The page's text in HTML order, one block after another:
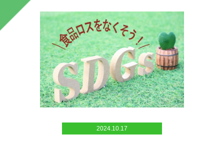
2024.10.17